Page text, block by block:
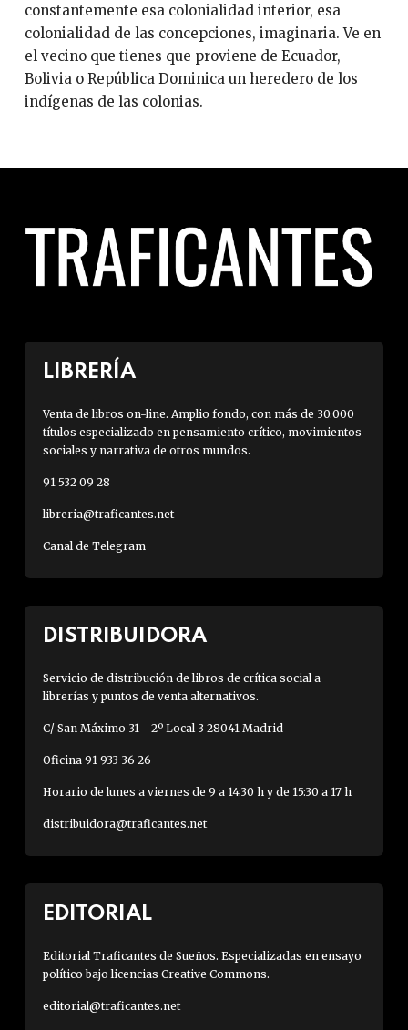
constantemente esa colonialidad interior, esa
colonialidad de las concepciones, imaginaria. Ve en
el vecino que tienes que proviene de Ecuador,
Bolivia o República Dominica un heredero de los
indígenas de las colonias.
LIBRERÍA
Venta de libros on-line. Amplio fondo, con más de 30.000
títulos especializado en pensamiento crítico, movimientos
sociales y narrativa de otros mundos.
91 532 09 28
libreria@traficantes.net
Canal de Telegram
DISTRIBUIDORA
Servicio de distribución de libros de crítica social a
librerías y puntos de venta alternativos.
C/ San Máximo 31 - 2º Local 3 28041 Madrid
Oficina 91 933 36 26
Horario de lunes a viernes de 9 a 14:30 h y de 15:30 a 17 h
distribuidora@traficantes.net
EDITORIAL
Editorial Traficantes de Sueños. Especializadas en ensayo
político bajo licencias Creative Commons.
editorial@traficantes.net